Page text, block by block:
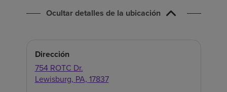
Pagar mi factura
Ocultar detalles de la ubicación
Dirección
754 ROTC Dr.
Lewisburg, PA, 17837